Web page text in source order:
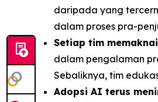
daripada yang
dalam proses pra-
Setiap tim
dalam pengalaman
Sebaliknya, tim
Adopsi AI terus